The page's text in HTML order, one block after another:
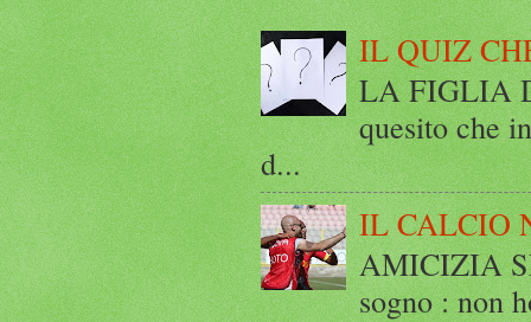
IL QUIZ
LA FIGLIA
quesito che
d...
IL CALCIO
AMICIZIA
sogno : non